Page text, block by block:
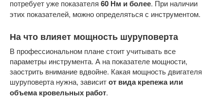
потребует уже показателя 60 Нм и более. При наличии
этих показателей, можно определяться с инструментом.
На что влияет мощность шуруповерта
В профессиональном плане стоит учитывать все
параметры инструмента. А на показателе мощности,
заострить внимание вдвойне. Какая мощность двигателя
шуруповерта нужна, зависитот вида крепежа или
объема кровельных работ.